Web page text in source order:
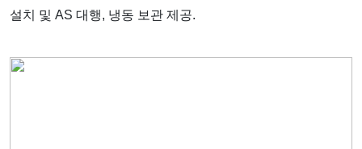
설치 및 AS 대행, 냉동 보관 제공.